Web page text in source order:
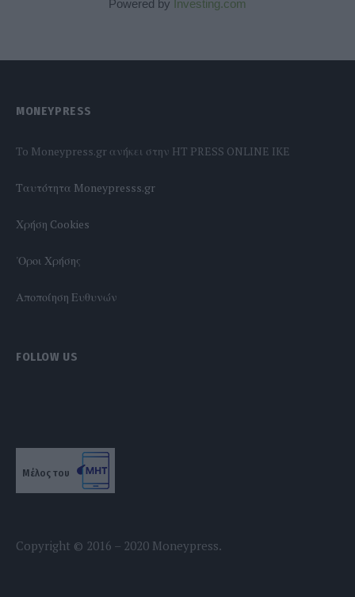
Powered by Investing.com
MONEYPRESS
To Moneypress.gr ανήκει στην HT PRESS ONLINE IKE
Tαυτότητα Moneypresss.gr
Χρήση Cookies
'Οροι Χρήσης
Αποποίηση Ευθυνών
FOLLOW US
Μέλος του
Copyright © 2016 – 2020 Moneypress.